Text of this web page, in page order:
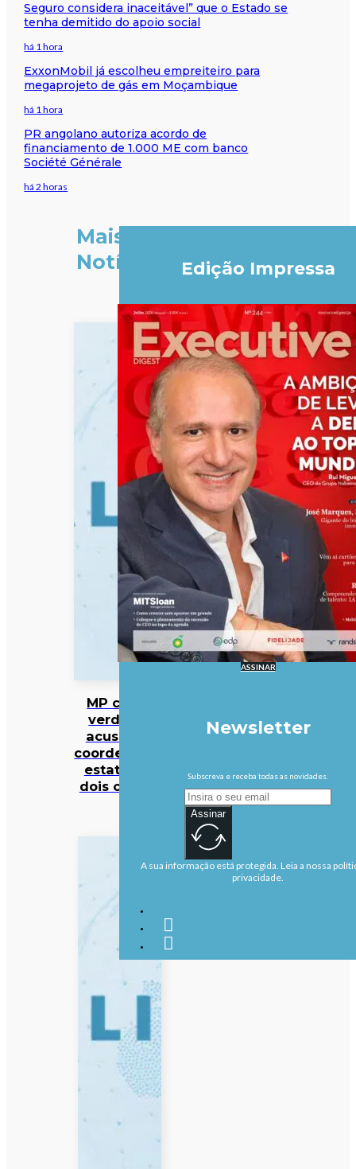
Seguro considera inaceitável” que o Estado se
tenha demitido do apoio social
há 1 hora
ExxonMobil já escolheu empreiteiro para
megaprojeto de gás em Moçambique
há 1 hora
PR angolano autoriza acordo de
financiamento de 1.000 ME com banco
Société Générale
há 2 horas
Mais
Notícias
MP cabo-
verdiano
acusa ex-
coordenador
estatal de
dois crimes
Edição Impressa
ASSINAR
Newsletter
Subscreva e receba todas as novidades.
Assinar
A sua informação está protegida. Leia a nossa
privacidade.